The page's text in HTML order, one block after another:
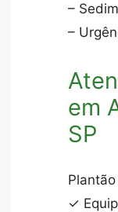
–
–
em
SP
✓